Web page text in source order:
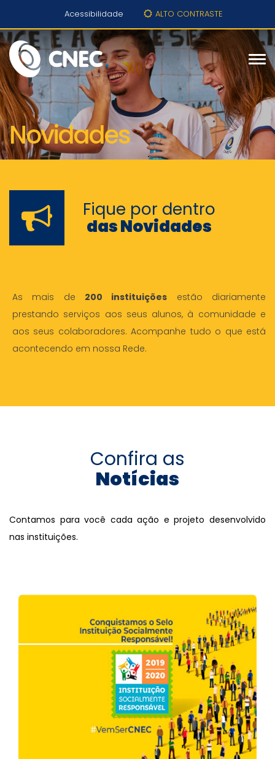
Acessibilidade ALTO CONTRASTE
Novidades
Fique por dentro
das Novidades
As mais de 200 instituições estão diariamente
prestando serviços aos seus alunos, à comunidade e
aos seus colaboradores. Acompanhe tudo o que está
acontecendo em nossa Rede.
Confira as
Notícias
Contamos para você cada ação e projeto desenvolvido
nas instituições.